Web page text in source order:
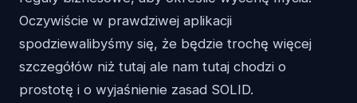
Oczywiście w prawdziwej aplikacji
spodziewalibyśmy się, że będzie trochę więcej
szczegółów niż tutaj ale nam tutaj chodzi o
prostotę i o wyjaśnienie zasad SOLID.